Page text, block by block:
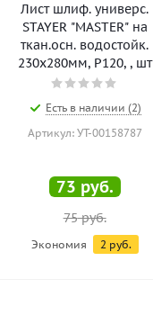
Лист шлиф. универс.
STAYER "MASTER" на
ткан.осн. водостойк.
230х280мм, Р120, , шт
Есть в наличии (2)
Артикул: УТ-00158787
73 руб.
75руб.
Экономия 2 руб.